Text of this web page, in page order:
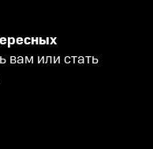
вам или стать